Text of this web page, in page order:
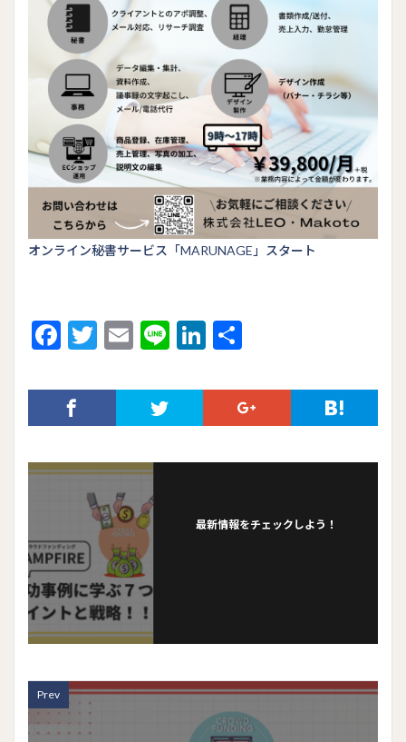
オンライン秘書サービス「MARUNAGE」スタート
F
e
b
o
T
itt
er
E
ai
l
Li
e
Li
ke
dI
最新情報をチェックしよう！
Prev